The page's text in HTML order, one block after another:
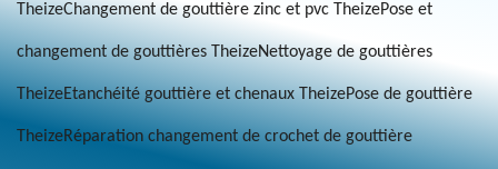
TheizeChangement de gouttière zinc et pvc TheizePose et
changement de gouttières TheizeNettoyage de gouttières
TheizeEtanchéité gouttière et chenaux TheizePose de gouttière
TheizeRéparation changement de crochet de gouttière